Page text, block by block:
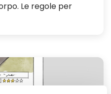
Le regole per